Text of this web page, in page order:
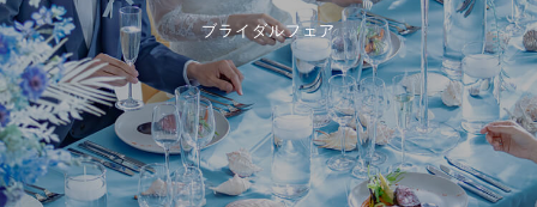
ブライダルフェア